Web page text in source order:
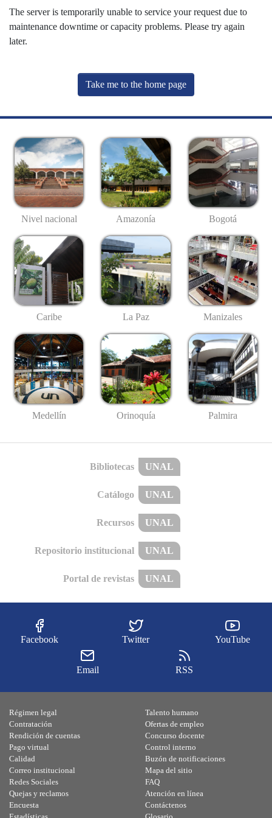
The server is temporarily unable to service your request due to
maintenance downtime or capacity problems. Please try again
later.
Take me to the home page
Nivel nacional Amazonía Bogotá
Caribe La Paz Manizales
Medellín Orinoquía Palmira
Bibliotecas UNAL
Catálogo UNAL
Recursos UNAL
Repositorio institucional UNAL
Portal de revistas UNAL
Facebook Twitter YouTube
Email RSS
Régimen legal
Contratación
Rendición de cuentas
Pago virtual
Calidad
Talento humano
Ofertas de empleo
Concurso docente
Control interno
Buzón de notificaciones
Correo institucional
Redes Sociales
Quejas y reclamos
Encuesta
Mapa del sitio
FAQ
Atención en línea
Contáctenos